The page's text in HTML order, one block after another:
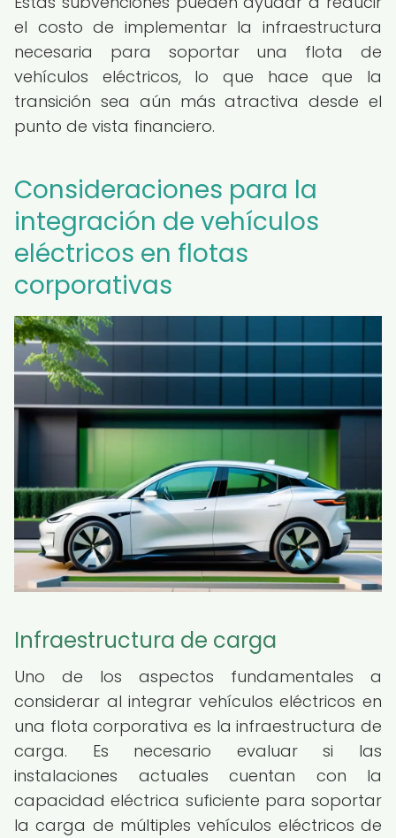
el costo de implementar la infraestructura
necesaria para soportar una flota de
vehículos eléctricos, lo que hace que la
transición sea aún más atractiva desde el
punto de vista financiero.
Consideraciones para la
integración de vehículos
eléctricos en flotas
corporativas
Infraestructura de carga
Uno de los aspectos fundamentales a
considerar al integrar vehículos eléctricos en
una flota corporativa es la infraestructura de
carga. Es necesario evaluar si las
instalaciones actuales cuentan con la
capacidad eléctrica suficiente para soportar
la carga de múltiples vehículos eléctricos de